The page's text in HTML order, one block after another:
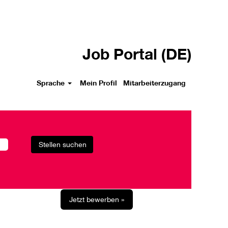
Job Portal (DE)
Sprache Mein Profil Mitarbeiterzugang
Jetzt bewerben »